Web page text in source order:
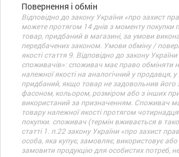
Повернення і обмін
Відповідно до закону України «про захист
можете протягом 14 днів з моменту покупки
товар, придбаний в магазині, за умови
передбачених законом. Умови обміну /
якості стаття 9. Відповідно до закону
споживачів»: споживач має право обміняти
належної якості на аналогічний у продавця, у
придбаний, якщо товар не задовольнив
фасоном, кольором, розміром або з інших
використаний за призначенням. Споживач
товару належної якості протягом
покупки. споживач (термін вживається в
статті 1. п.22 закону України «про захист
особа, яка купує, замовляє, використовує
замовити продукцію для особистих потреб,